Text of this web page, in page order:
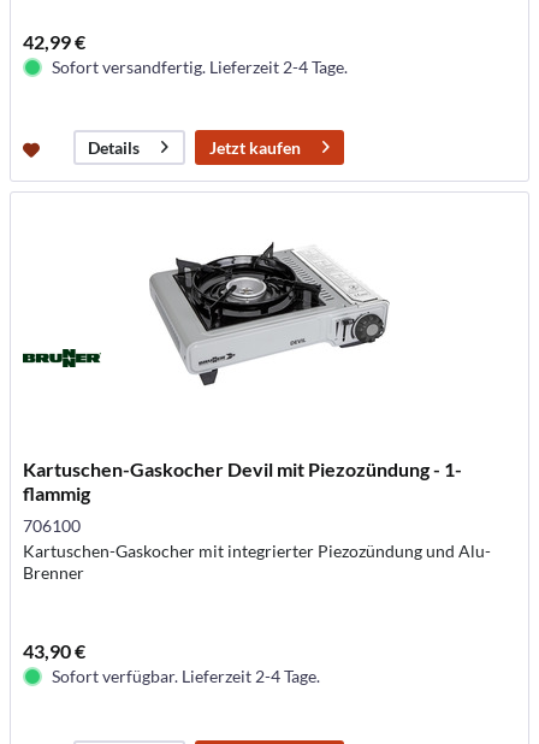
42,99 €
Sofort versandfertig. Lieferzeit 2-4 Tage.
Details Jetzt kaufen
Kartuschen-Gaskocher Devil mit Piezozündung - 1-
flammig
706100
Kartuschen-Gaskocher mit integrierter Piezozündung und Alu-
Brenner
43,90 €
Sofort verfügbar. Lieferzeit 2-4 Tage.